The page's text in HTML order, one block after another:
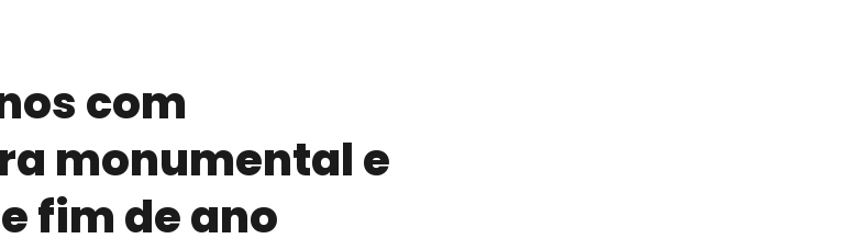
com
monumental e
fim de ano